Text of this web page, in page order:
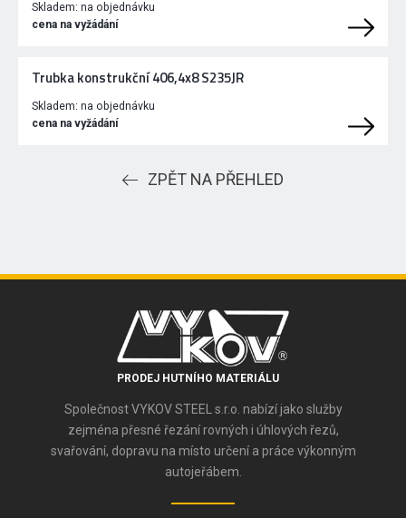
Skladem: na objednávku
cena na vyžádání
Trubka konstrukční 406,4x8 S235JR
Skladem: na objednávku
cena na vyžádání
ZPĚT NA PŘEHLED
PRODEJ HUTNÍHO MATERIÁLU
Společnost VYKOV STEEL s.r.o. nabízí jako služby
zejména přesné řezání rovných i úhlových řezů,
svařování, dopravu na místo určení a práce výkonným
autojeřábem.